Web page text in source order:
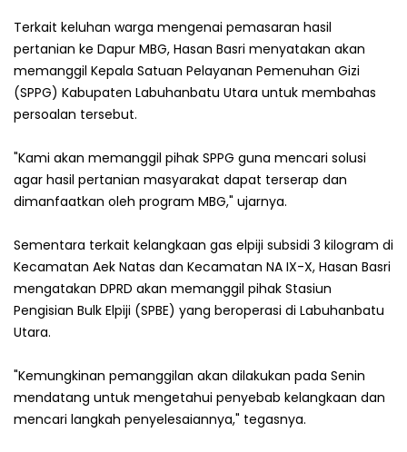
Terkait keluhan warga mengenai pemasaran hasil
pertanian ke Dapur MBG, Hasan Basri menyatakan akan
memanggil Kepala Satuan Pelayanan Pemenuhan Gizi
(SPPG) Kabupaten Labuhanbatu Utara untuk membahas
persoalan tersebut.
"Kami akan memanggil pihak SPPG guna mencari solusi
agar hasil pertanian masyarakat dapat terserap dan
dimanfaatkan oleh program MBG," ujarnya.
Sementara terkait kelangkaan gas elpiji subsidi 3 kilogram di
Kecamatan Aek Natas dan Kecamatan NA IX-X, Hasan Basri
mengatakan DPRD akan memanggil pihak Stasiun
Pengisian Bulk Elpiji (SPBE) yang beroperasi di Labuhanbatu
Utara.
"Kemungkinan pemanggilan akan dilakukan pada Senin
mendatang untuk mengetahui penyebab kelangkaan dan
mencari langkah penyelesaiannya," tegasnya.